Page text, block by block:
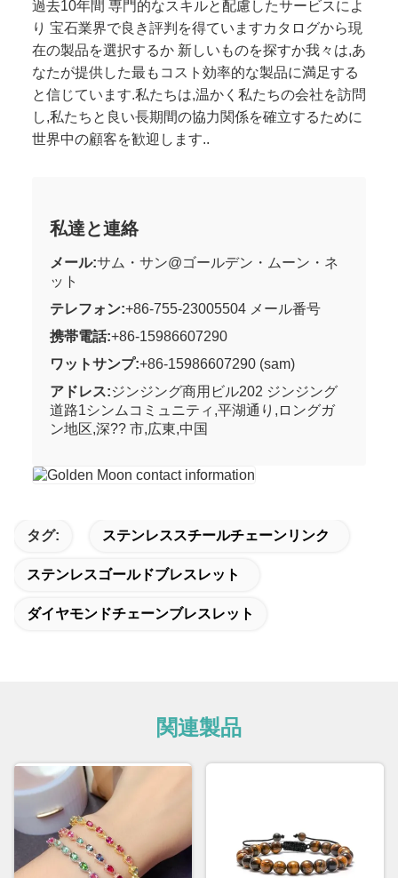
過去10年間 専門的なスキルと配慮したサービスによ
り 宝石業界で良き評判を得ていますカタログから現
在の製品を選択するか 新しいものを探すか我々は,あ
なたが提供した最もコスト効率的な製品に満足する
と信じています.私たちは,温かく私たちの会社を訪問
し,私たちと良い長期間の協力関係を確立するために
世界中の顧客を歓迎します..
私達と連絡
メール:サム・サン@ゴールデン・ムーン・ネ
ット
テレフォン:+86-755-23005504 メール番号
携帯電話:+86-15986607290
ワットサンプ:+86-15986607290 (sam)
アドレス:ジンジング商用ビル202 ジンジング
道路1シンムコミュニティ,平湖通り,ロングガ
ン地区,深?? 市,広東,中国
タグ: ステンレススチールチェーンリンク
ステンレスゴールドブレスレット
ダイヤモンドチェーンブレスレット
関連製品